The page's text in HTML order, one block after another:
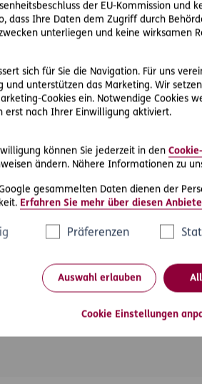
der EU-Kommission und
dass Ihre Daten dem Zugriff durch
unterliegen und keine wirksamen
sich für Sie die Navigation. Für uns
und unterstützen das Marketing. Wir
Cookies ein. Notwendige Cookies
erst nach Ihrer Einwilligung aktiviert.
können Sie jederzeit in den
ändern. Nähere Informationen zu
gesammelten Daten dienen der
Erfahren Sie mehr über diesen
Präferenzen
Auswahl erlauben
Cookie Einstellungen
2009-09-18
Fehlende Kinderbetreuung
rechtfertigt Schadenersatz für
Die Ehegatten S. wollen mit
Enkelsohn verreisen, bei
Hotelanlage über…
Zurück